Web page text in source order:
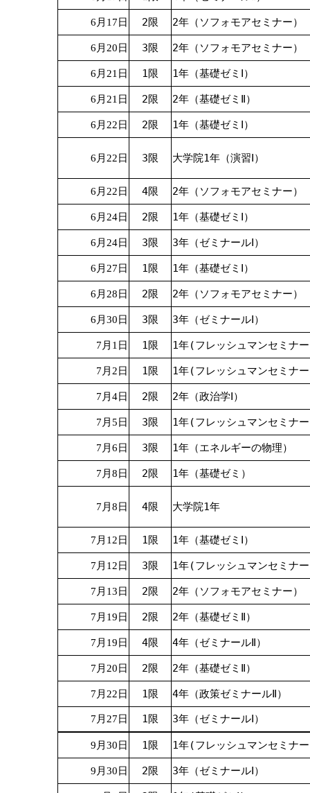
6月17日 2限 2年（ソフォモアセミナー）
6月20日 3限 2年（ソフォモアセミナー）
6月21日 1限 1年（基礎ゼミⅠ）
6月21日 2限 2年（基礎ゼミⅡ）
6月22日 2限 1年（基礎ゼミⅠ）
6月22日 3限 大学院1年（演習Ⅰ）
6月22日 4限 2年（ソフォモアセミナー）
6月24日 2限 1年（基礎ゼミⅠ）
6月24日 3限 3年（ゼミナールⅠ）
6月27日 1限 1年（基礎ゼミⅠ）
6月28日 2限 2年（ソフォモアセミナー）
6月30日 3限 3年（ゼミナールⅠ）
7月1日 1限 1年(フレッシュマンセミナ
7月2日 1限 1年(フレッシュマンセミナ
7月4日 2限 2年（政治学Ⅰ）
7月5日 3限 1年(フレッシュマンセミナ
7月6日 3限 1年（エネルギーの物理）
7月8日 2限 1年（基礎ゼミ）
7月8日 4限 大学院1年
7月12日 1限 1年（基礎ゼミⅠ）
7月12日 3限 1年(フレッシュマンセミナ
7月13日 2限 2年（ソフォモアセミナー）
7月19日 2限 2年（基礎ゼミⅡ）
7月19日 4限 4年（ゼミナールⅡ）
7月20日 2限 2年（基礎ゼミⅡ）
7月22日 1限 4年（政策ゼミナールⅡ）
7月27日 1限 3年（ゼミナールⅠ）
9月30日 1限 1年(フレッシュマンセミナ
9月30日 2限 3年（ゼミナールⅠ）